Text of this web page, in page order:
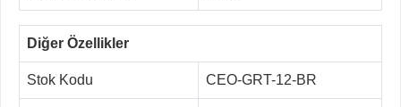
Diğer Özellikler
Stok Kodu CEO-GRT-12-BR